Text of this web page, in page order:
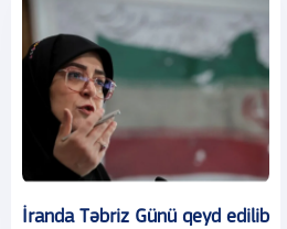
İranda Təbriz Günü qeyd edilib